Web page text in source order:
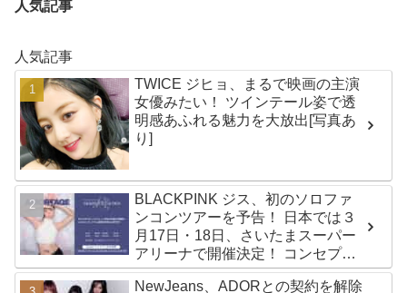
人気記事
人気記事
TWICE ジヒョ、まるで映画の主演
女優みたい！ ツインテール姿で透
明感あふれる魅力を大放出[写真あ
り]
BLACKPINK ジス、初のソロファ
ンコンツアーを予告！ 日本では３
月17日・18日、さいたまスーパー
アリーナで開催決定！ コンセプト
は“愛のカケラ”！？ 14日には新ア
ルバム『AMORTAGE』もリリース
NewJeans、ADORとの契約を解除